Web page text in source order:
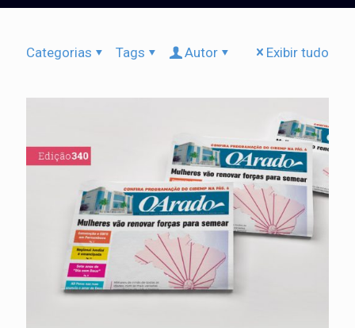
Categorias Tags Autor Exibir tudo